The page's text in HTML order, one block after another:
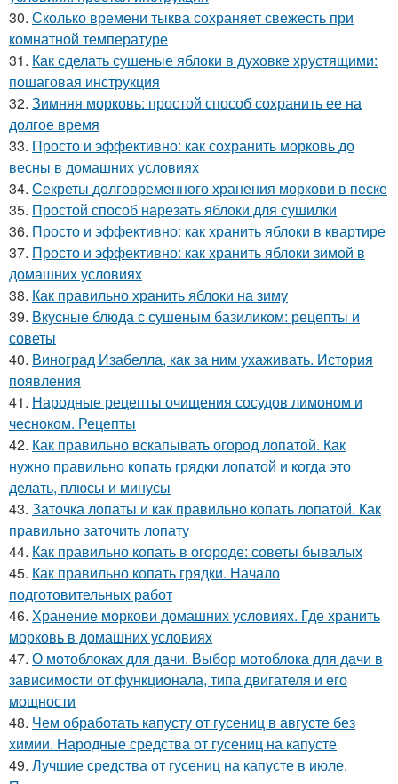
30. Сколько времени тыква сохраняет свежесть при
комнатной температуре
31. Как сделать сушеные яблоки в духовке хрустящими:
пошаговая инструкция
32. Зимняя морковь: простой способ сохранить ее на
долгое время
33. Просто и эффективно: как сохранить морковь до
весны в домашних условиях
34. Секреты долговременного хранения моркови в песке
35. Простой способ нарезать яблоки для сушилки
36. Просто и эффективно: как хранить яблоки в квартире
37. Просто и эффективно: как хранить яблоки зимой в
домашних условиях
38. Как правильно хранить яблоки на зиму
39. Вкусные блюда с сушеным базиликом: рецепты и
советы
40. Виноград Изабелла, как за ним ухаживать. История
появления
41. Народные рецепты очищения сосудов лимоном и
чесноком. Рецепты
42. Как правильно вскапывать огород лопатой. Как
нужно правильно копать грядки лопатой и когда это
делать, плюсы и минусы
43. Заточка лопаты и как правильно копать лопатой. Как
правильно заточить лопату
44. Как правильно копать в огороде: советы бывалых
45. Как правильно копать грядки. Начало
подготовительных работ
46. Хранение моркови домашних условиях. Где хранить
морковь в домашних условиях
47. О мотоблоках для дачи. Выбор мотоблока для дачи в
зависимости от функционала, типа двигателя и его
мощности
48. Чем обработать капусту от гусениц в августе без
химии. Народные средства от гусениц на капусте
49. Лучшие средства от гусениц на капусте в июле.